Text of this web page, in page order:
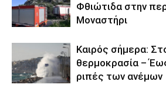
Φθιώτιδα στην
Μοναστήρι
Καιρός σήμερα:
θερμοκρασία –
ριπές των ανέμων